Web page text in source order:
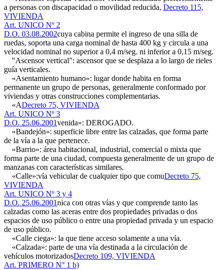
a personas con discapacidad o movilidad reducida, Decreto 115,
VIVIENDA
Art. UNICO Nº 2
D.O. 03.08.2002cuya cabina permite el ingreso de una silla de
ruedas, soporta una carga nominal de hasta 400 kg y circula a una
velocidad nominal no superior a 0,4 m/seg. ni inferior a 0,15 m/seg.
"Ascensor vertical": ascensor que se desplaza a lo largo de rieles
guía verticales.
«Asentamiento humano»: lugar donde habita en forma
permanente un grupo de personas, generalmente conformado por
viviendas y otras construcciones complementarias.
«ADecreto 75, VIVIENDA
Art. UNICO Nº 3
D.O. 25.06.2001venida»: DEROGADO.
«Bandejón»: superficie libre entre las calzadas, que forma parte
de la vía a la que pertenece.
«Barrio»: área habitacional, industrial, comercial o mixta que
forma parte de una ciudad, compuesta generalmente de un grupo de
manzanas con características similares.
«Calle»:vía vehicular de cualquier tipo que comuDecreto 75,
VIVIENDA
Art. UNICO Nº 3 y 4
D.O. 25.06.2001nica con otras vías y que comprende tanto las
calzadas como las aceras entre dos propiedades privadas o dos
espacios de uso público o entre una propiedad privada y un espacio
de uso público.
«Calle ciega»: la que tiene acceso solamente a una vía.
«Calzada»: parte de una vía destinada a la circulación de
vehículos motorizadosDecreto 109, VIVIENDA
Art. PRIMERO N° 1 b)